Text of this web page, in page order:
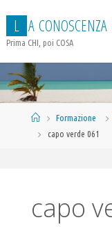
contenuto
L A CONOSCENZA
Prima CHI, poi COSA
HomeFormazione
capo verde 061
capo